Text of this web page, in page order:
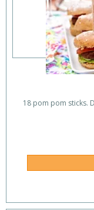
18 pom pom sticks.